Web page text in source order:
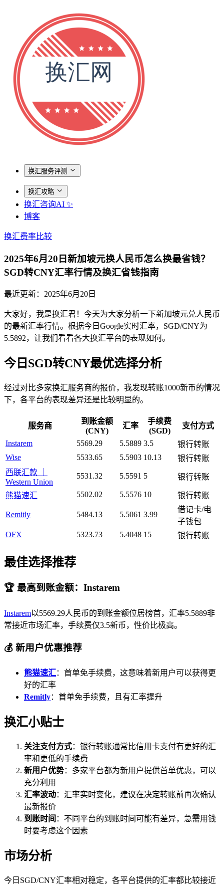
换汇服务评测
换汇攻略
换汇咨询AI ✨
博客
换汇费率比较
2025年6月20日新加坡元换人民币怎么换最省钱？
SGD转CNY汇率行情及换汇省钱指南
最近更新： 2025年6月20日
大家好，我是换汇君！今天为大家分析一下新加坡元兑人民币
的最新汇率行情。根据今日Google实时汇率，SGD/CNY为
5.5892，让我们看看各大换汇平台的表现如何。
今日SGD转CNY最优选择分析
经过对比多家换汇服务商的报价，我发现转账1000新币的情况
下，各平台的表现差异还是比较明显的。
服务商
到账金额
(CNY)
汇率
手续费
(SGD)
支付方式
Instarem 5569.29 5.5889 3.5
银行转账
Wise
5533.65 5.5903 10.13
银行转账
西联汇款 ｜
Western Union
5531.32 5.5591 5 银行转账
熊猫速汇 5502.02 5.5576 10 银行转账
Remitly 5484.13 5.5061 3.99
借记卡/电
子钱包
OFX
5323.73 5.4048 15 银行转账
最佳选择推荐
🏆 最高到账金额：Instarem
Instarem以5569.29人民币的到账金额位居榜首，汇率5.5889非
常接近市场汇率，手续费仅3.5新币，性价比极高。
💰 新用户优惠推荐
熊猫速汇：首单免手续费，这意味着新用户可以获得更
好的汇率
Remitly：首单免手续费，且有汇率提升
换汇小贴士
关注支付方式：银行转账通常比信用卡支付有更好的汇
率和更低的手续费
新用户优势：多家平台都为新用户提供首单优惠，可以
充分利用
汇率波动：汇率实时变化，建议在决定转账前再次确认
最新报价
到账时间 ：不同平台的到账时间可能有差异，急需用钱
时要考虑这个因素
市场分析
今日SGD/CNY汇率相对稳定，各平台提供的汇率都比较接近